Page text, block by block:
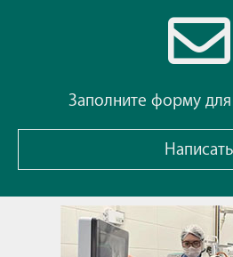
Заполните форму
Написать